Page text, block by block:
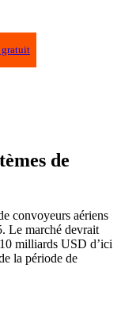
gratuit
de
convoyeurs aériens
Le marché devrait
milliards USD d’ici
la période de